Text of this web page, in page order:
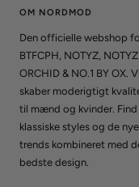
OM NORDMOD
Den officielle webshop
BTFCPH, NOTYZ, NOTYZ
ORCHID & NO.1 BY OX. Vi
skaber moderigtigt
til mænd og kvinder. Find
klassiske styles og de
trends kombineret med
bedste design.